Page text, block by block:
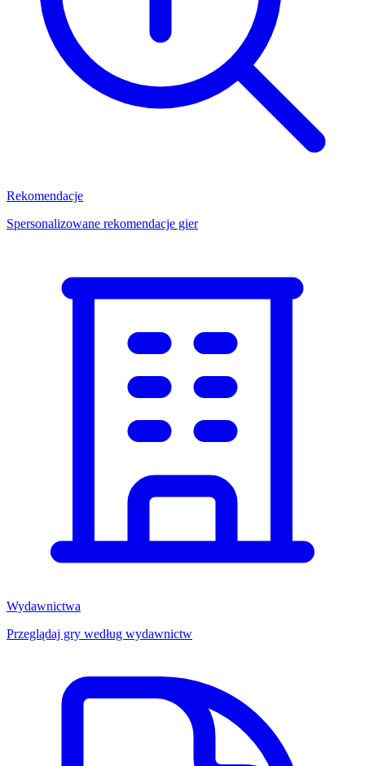
Rekomendacje
Spersonalizowane rekomendacje gier
Wydawnictwa
Przeglądaj gry według wydawnictw